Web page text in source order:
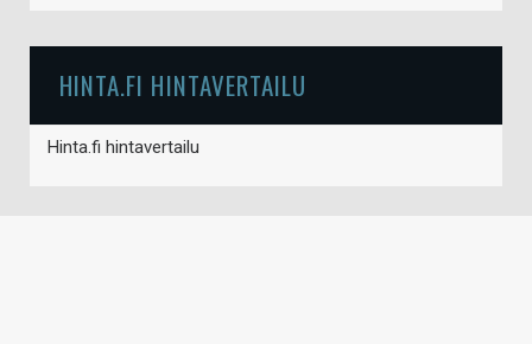
HINTA.FI HINTAVERTAILU
Hinta.fi hintavertailu